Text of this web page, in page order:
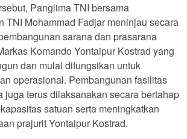
Panglima TNI bersama
TNI Mohammad Fadjar meninjau secara
sarana dan prasarana
Komando Yontaipur Kostrad yang
dan mulai difungsikan untuk
operasional. Pembangunan fasilitas
juga terus dilaksanakan secara bertahap
satuan serta meningkatkan
prajurit Yontaipur Kostrad.